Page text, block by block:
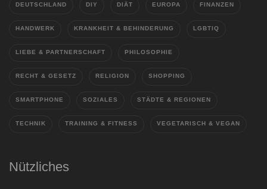
DEUTSCHLAND DIY DIÄT EUROPA FINANZEN
HANDWERK KRANKHEIT & BEHINDERUNG LGBTIQ
LIEBE & PARTNERSCHAFT PHILOSOPHIE
RECHT & GESETZ RELIGION SHOPPING
SMARTPHONE SOZIALES STÄDTE & REGIONEN
TECHNIK TRAINING & FITNESS VEGETARISCH & VEGAN
Nützliches